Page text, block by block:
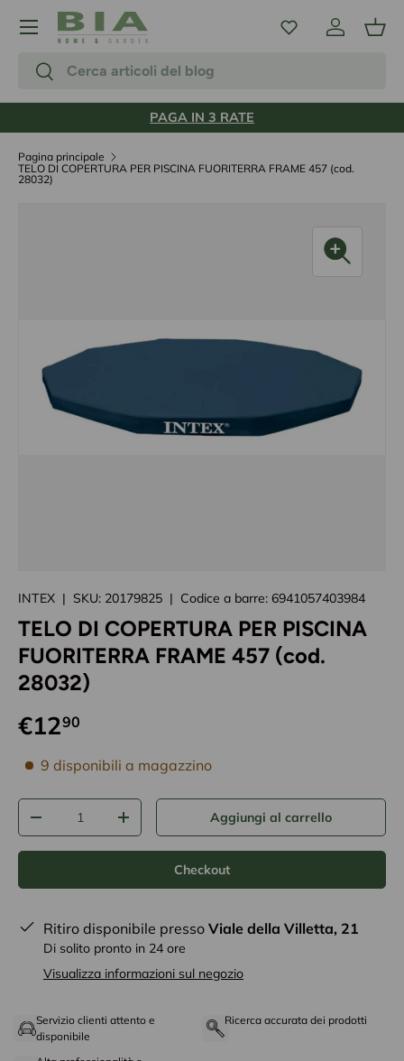
Passa ai contenuti
CercaCerca
Accedi
Menu
PAGA IN 3 RATE
Pagina principale
TELO DI COPERTURA PER PISCINA FUORITERRA FRAME 457 (cod.
28032)
INTEX | SKU: 20179825 | Codice a barre: 6941057403984
TELO DI COPERTURA PER PISCINA
FUORITERRA FRAME 457 (cod.
28032)
€1290
disponibilità prodotto
9 disponibili a magazzino
+ Aggiungi al carrello
Checkout
Ritiro disponibile presso Viale della Villetta, 21
Di solito pronto in 24 ore
Visualizza informazioni sul negozio
Servizio clienti attento e
disponibile
Ricerca accurata dei prodotti